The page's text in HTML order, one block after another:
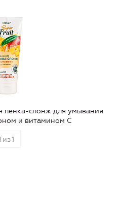
пенка-спонж для умывания
и витамином С
из1